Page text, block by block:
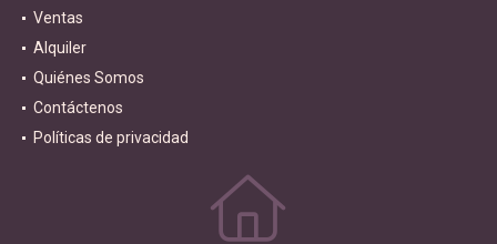
Ventas
Alquiler
Quiénes Somos
Contáctenos
Políticas de privacidad